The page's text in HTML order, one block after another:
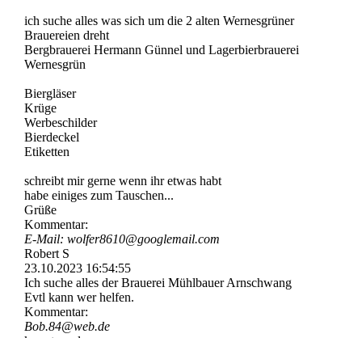
ich suche alles was sich um die 2 alten Wernesgrüner
Brauereien dreht
Bergbrauerei Hermann Günnel und Lagerbierbrauerei
Wernesgrün
Biergläser
Krüge
Werbeschilder
Bierdeckel
Etiketten
schreibt mir gerne wenn ihr etwas habt
habe einiges zum Tauschen...
Grüße
Kommentar:
E-Mail: wolfer8610@­googlemail.­com
Robert S
23.10.2023 16:54:55
Ich suche alles der Brauerei Mühlbauer Arnschwang
Evtl kann wer helfen.
Kommentar:
Bob.84@web.de